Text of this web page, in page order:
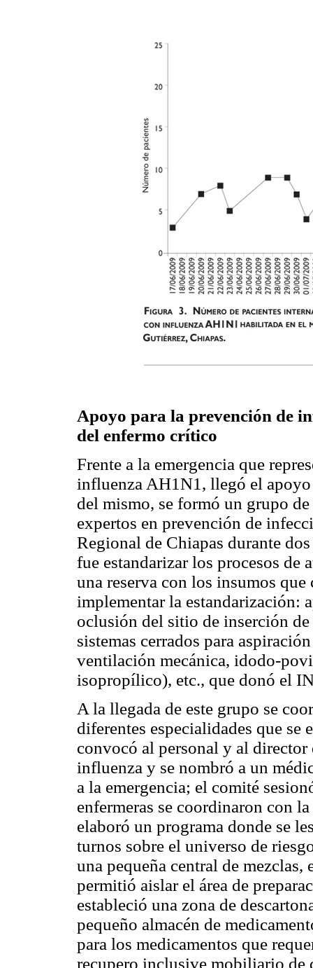
Apoyo para la prevención de
del enfermo crítico
Frente a la emergencia que
influenza AH1N1, llegó el apoyo
del mismo, se formó un grupo
expertos en prevención de
Regional de Chiapas durante
fue estandarizar los procesos
una reserva con los insumos
implementar la estandarización:
oclusión del sitio de inserción
sistemas cerrados para
ventilación mecánica, idodo-
isopropílico), etc., que donó el
A la llegada de este grupo se
diferentes especialidades que se
convocó al personal y al
influenza y se nombró a un
a la emergencia; el comité
enfermeras se coordinaron con
elaboró un programa donde se
turnos sobre el universo de
una pequeña central de
permitió aislar el área de
estableció una zona de
pequeño almacén de
para los medicamentos que
recupero inclusive mobiliario de